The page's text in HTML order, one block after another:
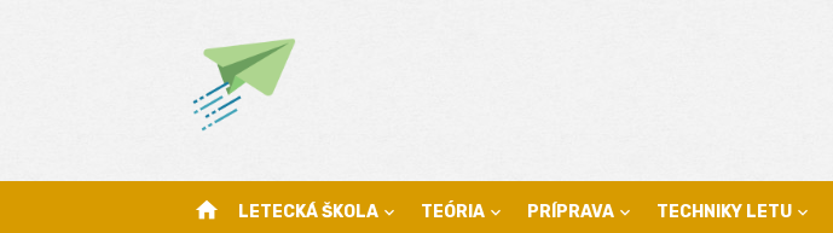
home LETECKÁ ŠKOLA TEÓRIA PRÍPRAVA TECHNIKY LETU